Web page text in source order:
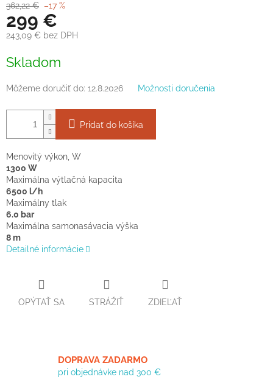
362,22 € –17 %
299 €
243,09 € bez DPH
cena:
Skladom
Môžeme doručiť do: 12.8.2026 Možnosti doručenia
Pridať do košíka
Menovitý výkon, W
1300 W
Maximálna výtlačná kapacita
6500 l/h
Maximálny tlak
6.0 bar
Maximálna samonasávacia výška
8 m
Detailné informácie
OPÝTAŤ SA STRÁŽIŤ ZDIEĽAŤ
DOPRAVA ZADARMO
pri objednávke nad 300 €